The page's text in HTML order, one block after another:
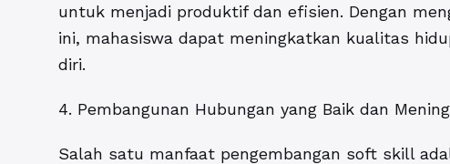
untuk menjadi produktif dan efisien. Dengan
ini, mahasiswa dapat meningkatkan kualitas
diri.
4. Pembangunan Hubungan yang Baik dan
Salah satu manfaat pengembangan soft skill